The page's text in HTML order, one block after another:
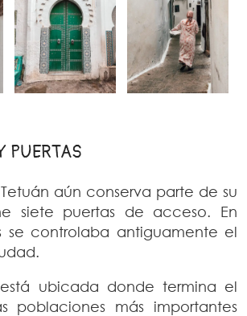
PUERTAS
aún conserva parte de su
siete puertas de acceso. En
se controlaba antiguamente el
ubicada donde termina el
poblaciones más importantes